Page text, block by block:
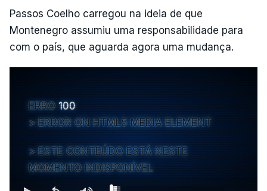
Passos Coelho carregou na ideia de que
Montenegro assumiu uma responsabilidade para
com o país, que aguarda agora uma mudança.
ERRO 100
ERROR ON HTML5 MEDIA ELEMENT
ESTE CONTEÚDO ESTÁ NESTE
MOMENTO INDISPONÍVEL